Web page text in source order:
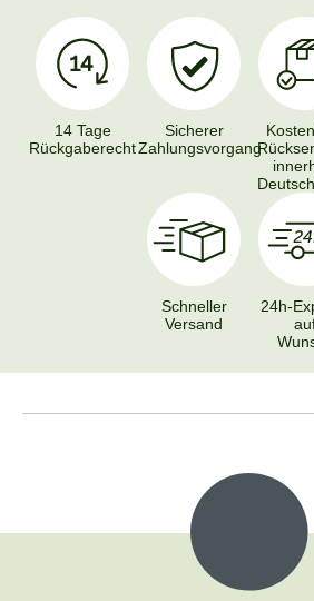
14 Tage
Rückgaberecht
Sicherer
Zahlungsvorgang
Schneller
Versand
24h-